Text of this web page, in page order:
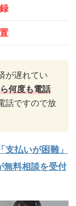
が遅れてい
何度も電話
話ですので放
支払いが困難」
無料相談を受付